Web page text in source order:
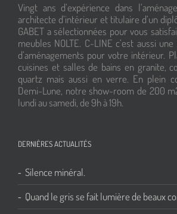
Vingt ans d’expérience dans
architecte d’intérieur et titulaire d’un
GABET a sélectionnées pour vous
meubles NOLTE. C-LINE c’est aussi
d’aménagements pour votre intérieur.
cuisines et salles de bains en granite,
quartz mais aussi en verre. En plein
Demi-Lune, notre show-room de 200
lundi au samedi, de 9h à 19h.
DERNIÈRES ACTUALITÉS
Silence minéral.
Quand le gris se fait lumière de beaux